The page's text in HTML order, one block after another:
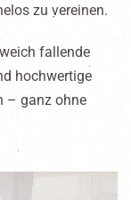
zu vereinen.
fallende
hochwertige
– ganz ohne